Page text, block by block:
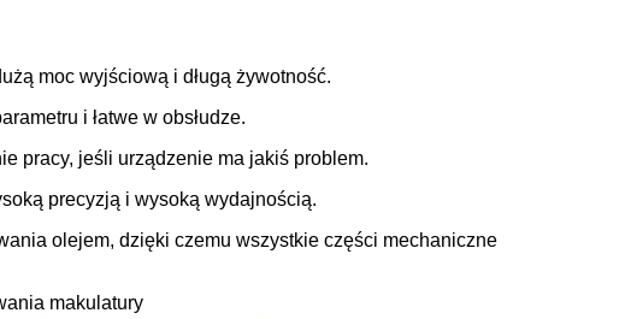
moc wyjściową i długą żywotność.
i łatwe w obsłudze.
pracy, jeśli urządzenie ma jakiś problem.
precyzją i wysoką wydajnością.
olejem, dzięki czemu wszystkie części mechaniczne
makulatury